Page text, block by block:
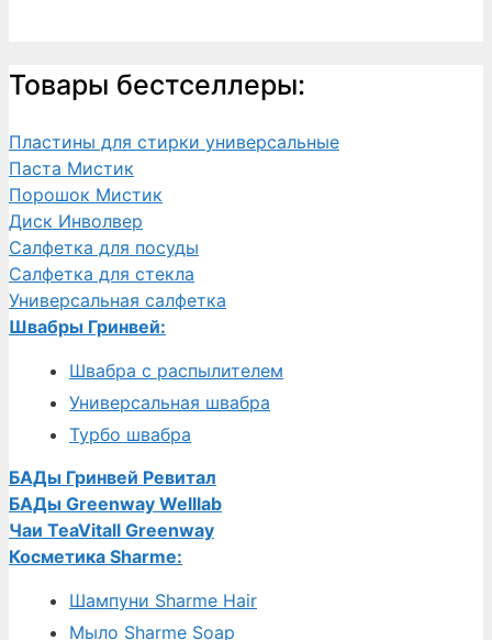
Товары бестселлеры:
Пластины для стирки универсальные
Паста Мистик
Порошок Мистик
Диск Инволвер
Салфетка для посуды
Салфетка для стекла
Универсальная салфетка
Швабры Гринвей:
Швабра с распылителем
Универсальная швабра
Турбо швабра
БАДы Гринвей Ревитал
БАДы Greenway Welllab
Чаи TeaVitall Greenway
Косметика Sharme:
Шампуни Sharme Hair
Мыло Sharme Soap